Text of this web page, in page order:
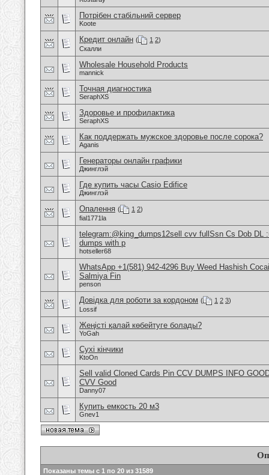
Потрібен стабільний сервер
Koote
Кредит онлайн ( 1 2)
Скалли
Wholesale Household Products
mannick
Точная диагностика
SeraphXS
Здоровье и профилактика
SeraphXS
Как поддержать мужское здоровье после сорока?
Aganis
Генераторы онлайн графики
Джинглэй
Где купить часы Casio Edifice
Джинглэй
Опалення ( 1 2)
fial1771la
telegram:@king_dumps12sell cvv fullSsn Cs Dob DL
dumps with p
hotseller68
WhatsApp +1(581) 942-4296 Buy Weed Hashish
Salmiya Fin
penson
Довідка для роботи за кордоном ( 1 2 3)
Lossif
Жеңісті қалай көбейтуге болады?
YoGah
Сухі кінчики
KtoOn
Sell valid Cloned Cards Pin CCV DUMPS INFO
CVV Good
Danny07
Купить емкость 20 м3
Gnev1
Показаны темы с 1 по 20 из 31589